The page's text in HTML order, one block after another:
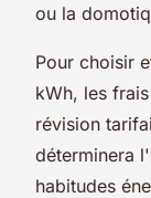
ou la
Pour choisir
kWh, les
révision
déterminera
habitudes